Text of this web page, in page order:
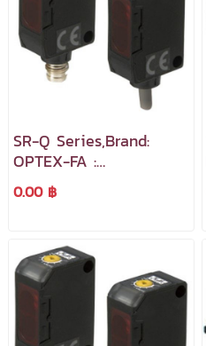
SR-Q Series,Brand:
OPTEX-FA :
Photoelectric Sensor
แผ่น reflector V-45
0.00 ฿